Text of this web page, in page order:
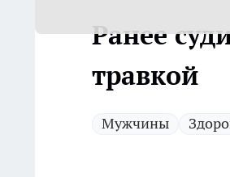
Ранее
травкой
Мужчины